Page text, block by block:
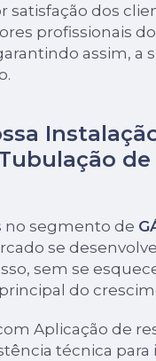
satisfação dos
profissionais
assim, a
de
no segmento de
se
sem se
do
Aplicação de
técnica para